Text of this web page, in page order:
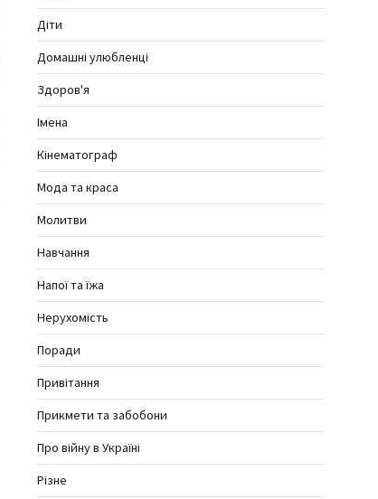
Діти
Домашні улюбленці
Здоров'я
Імена
Кінематограф
Мода та краса
Молитви
Навчання
Напої та їжа
Нерухомість
Поради
Привітання
Прикмети та забобони
Про війну в Україні
Різне